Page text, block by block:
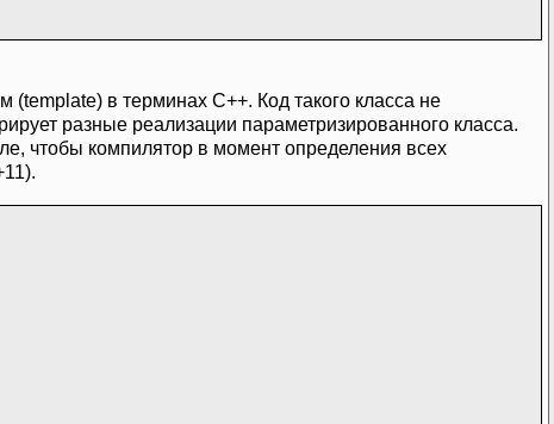
в терминах C++. Код такого класса не
разные реализации параметризированного класса.
чтобы компилятор в момент определения всех